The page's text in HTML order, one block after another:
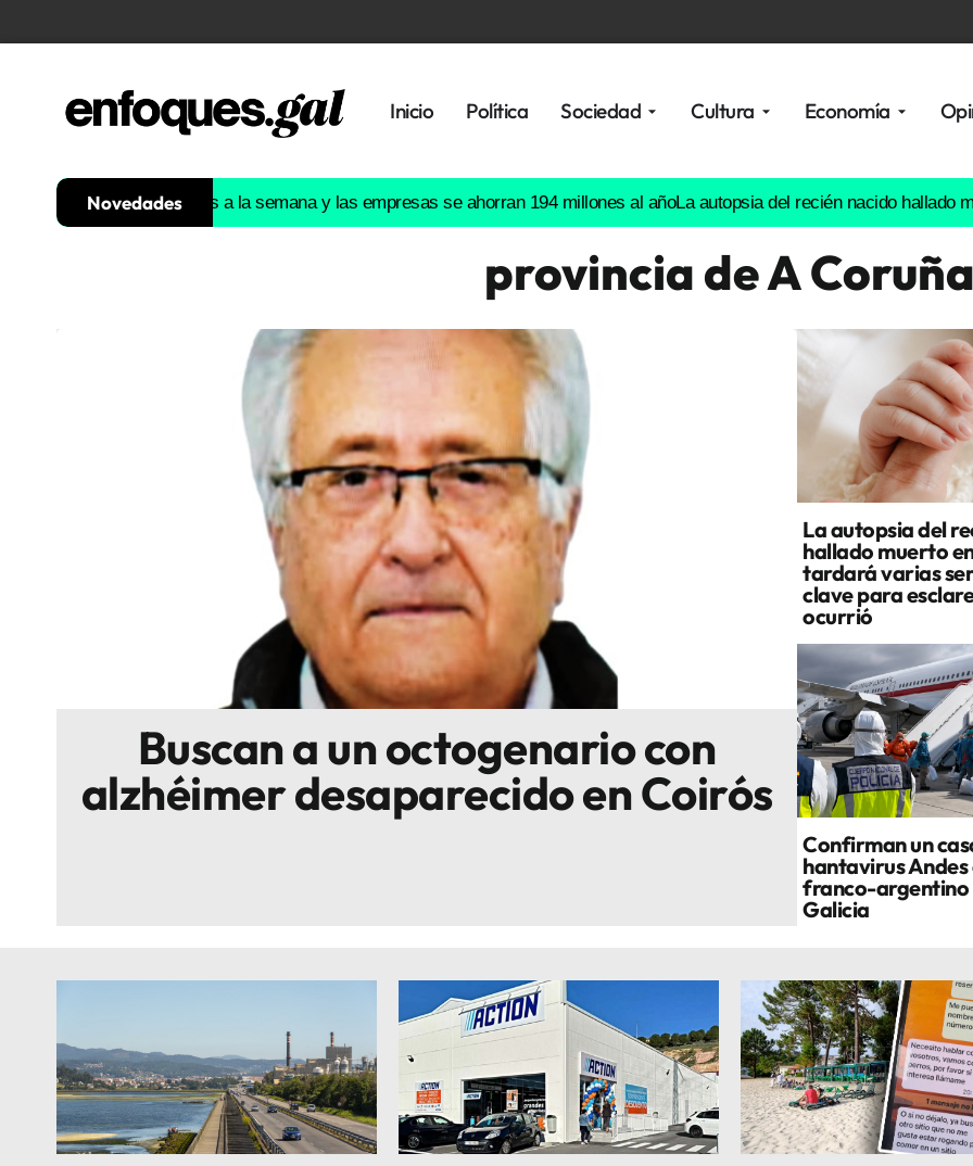
Inicio Política Sociedad Cultura Economía
Novedades
128.000 horas a la semana y las empresas se ahorran 194 millones al añoLa autopsia del recién nacido hallado muerto
provincia de A
Buscan a un octogenario con
alzhéimer desaparecido en Coirós
La autopsia del
hallado muerto
tardará varias
clave para
ocurrió
Confirman un
hantavirus
franco-argentino
Galicia